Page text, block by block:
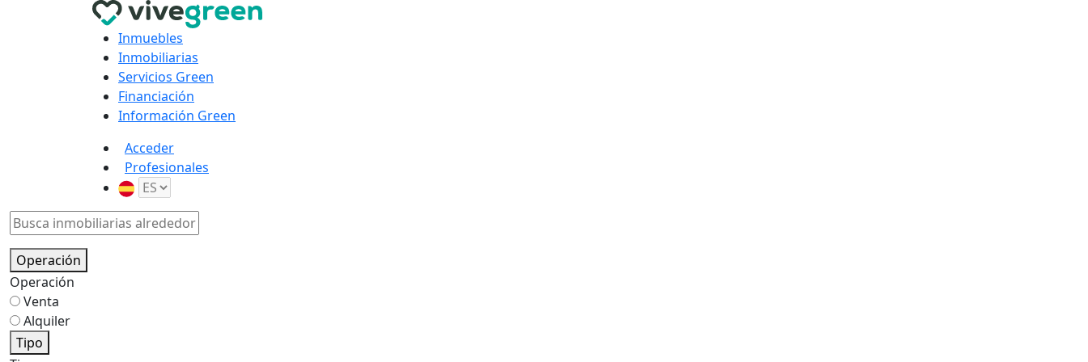
Inmuebles
Inmobiliarias
Servicios Green
Financiación
Información Green
Acceder
Profesionales
Operación
Operación
Venta
Alquiler
Tipo